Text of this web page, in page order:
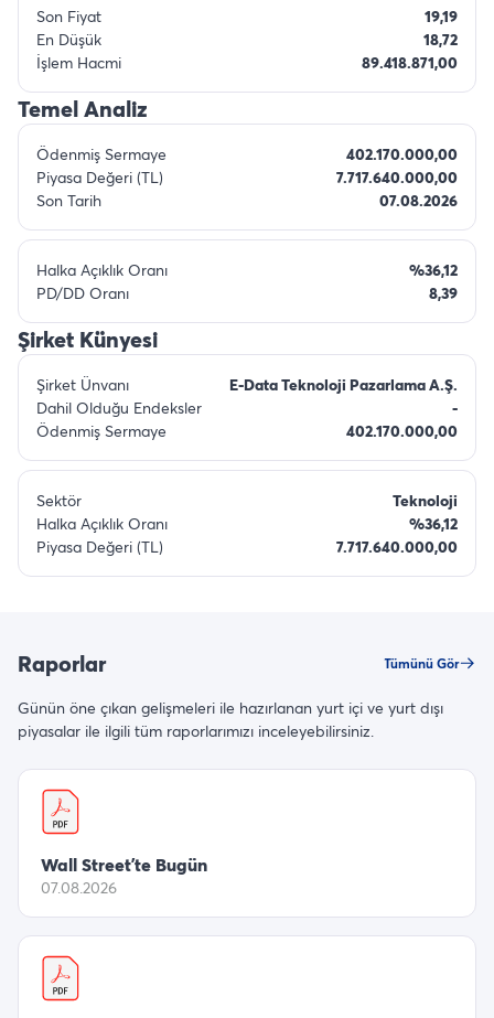
Son Fiyat
19,19
En Düşük
18,72
İşlem Hacmi
89.418.871,00
Temel Analiz
Ödenmiş Sermaye
402.170.000,00
Piyasa Değeri (TL)
7.717.640.000,00
Son Tarih
07.08.2026
Halka Açıklık Oranı
%36,12
PD/DD Oranı
8,39
Şirket Künyesi
Şirket Ünvanı
E-Data Teknoloji Pazarlama A.Ş.
Dahil Olduğu Endeksler
-
Ödenmiş Sermaye
402.170.000,00
Sektör
Teknoloji
Halka Açıklık Oranı
%36,12
Piyasa Değeri (TL)
7.717.640.000,00
Raporlar Tümünü Gör
Günün öne çıkan gelişmeleri ile hazırlanan yurt içi ve yurt dışı
piyasalar ile ilgili tüm raporlarımızı inceleyebilirsiniz.
Wall Street’te Bugün
07.08.2026